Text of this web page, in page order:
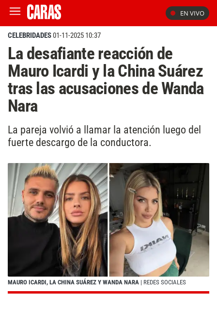
EN VIVO
CELEBRIDADES01-11-2025 10:37
La desafiante reacción de
Mauro Icardi y la China Suárez
tras las acusaciones de Wanda
Nara
La pareja volvió a llamar la atención luego del
fuerte descargo de la conductora.
MAURO ICARDI, LA CHINA SUÁREZ Y WANDA NARA | REDES SOCIALES